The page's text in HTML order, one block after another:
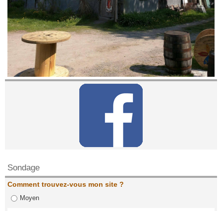
Sondage
Comment trouvez-vous mon site ?
Moyen